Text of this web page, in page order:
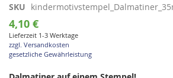
Zum
Anfang
der
Bildgalerie
springen
SKU
4,10 €
Lieferzeit 1-3 Werktage
zzgl. Versandkosten
gesetzliche Gewährleistung